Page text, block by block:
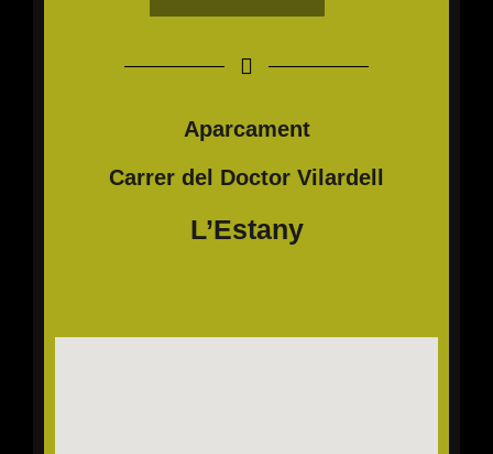
Aparcament
Carrer del Doctor Vilardell
L’Estany